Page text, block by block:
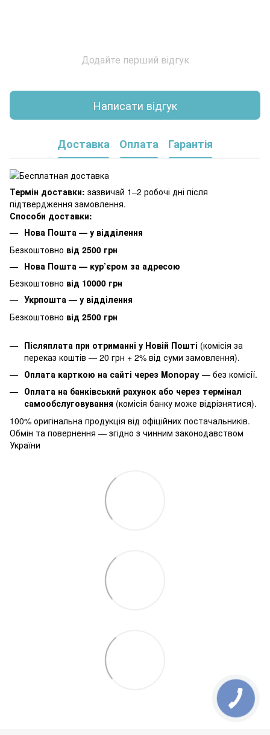
Додайте перший відгук
Написати відгук
Доставка Оплата Гарантія
Термін доставки: зазвичай 1–2 робочі дні після
підтвердження замовлення.
Способи доставки:
Нова Пошта — у відділення
Безкоштовно від 2500 грн
Нова Пошта — кур’єром за адресою
Безкоштовно від 10000 грн
Укрпошта — у відділення
Безкоштовно від 2500 грн
Післяплата при отриманні у Новій Пошті (комісія за
переказ коштів — 20 грн + 2% від суми замовлення).
Оплата карткою на сайті через Monopay — без комісії.
Оплата на банківський рахунок або через термінал
самообслуговування (комісія банку може відрізнятися).
100% оригінальна продукція від офіційних постачальників.
Обмін та повернення — згідно з чинним законодавством
України